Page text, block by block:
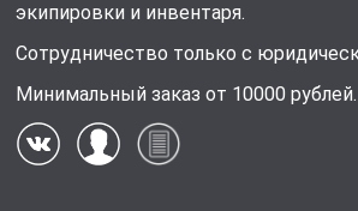
экипировки и инвентаря.
Сотрудничество только с
Минимальный заказ от 10000 рублей.